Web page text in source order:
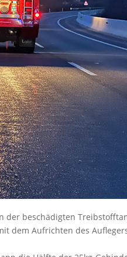
der beschädigten
dem Aufrichten des